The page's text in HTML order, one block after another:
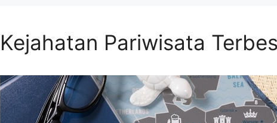
Kejahatan Pariwisata